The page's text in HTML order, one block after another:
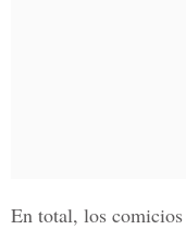
En total, los